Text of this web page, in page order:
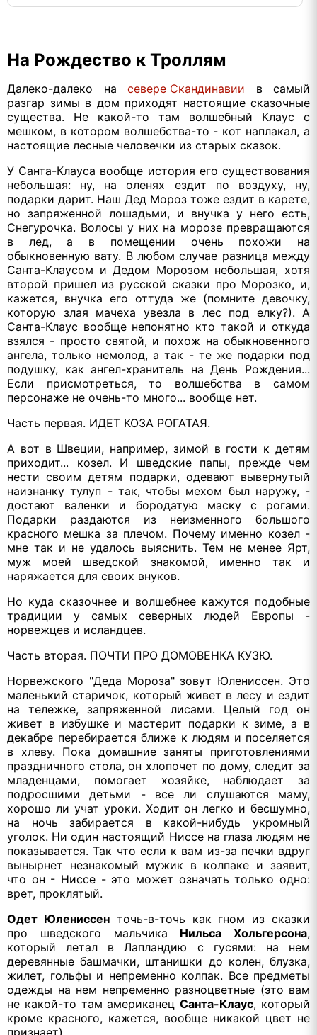
На Рождество к Троллям
Далеко-далеко на севере Скандинавии в самый
разгар зимы в дом приходят настоящие сказочные
существа. Не какой-то там волшебный Клаус с
мешком, в котором волшебства-то - кот наплакал, а
настоящие лесные человечки из старых сказок.
У Санта-Клауса вообще история его существования
небольшая: ну, на оленях ездит по воздуху, ну,
подарки дарит. Наш Дед Мороз тоже ездит в карете,
но запряженной лошадьми, и внучка у него есть,
Снегурочка. Волосы у них на морозе превращаются
в лед, а в помещении очень похожи на
обыкновенную вату. В любом случае разница между
Санта-Клаусом и Дедом Морозом небольшая, хотя
второй пришел из русской сказки про Морозко, и,
кажется, внучка его оттуда же (помните девочку,
которую злая мачеха увезла в лес под елку?). А
Санта-Клаус вообще непонятно кто такой и откуда
взялся - просто святой, и похож на обыкновенного
ангела, только немолод, а так - те же подарки под
подушку, как ангел-хранитель на День Рождения...
Если присмотреться, то волшебства в самом
персонаже не очень-то много... вообще нет.
Часть первая. ИДЕТ КОЗА РОГАТАЯ.
А вот в Швеции, например, зимой в гости к детям
приходит... козел. И шведские папы, прежде чем
нести своим детям подарки, одевают вывернутый
наизнанку тулуп - так, чтобы мехом был наружу, -
достают валенки и бородатую маску с рогами.
Подарки раздаются из неизменного большого
красного мешка за плечом. Почему именно козел -
мне так и не удалось выяснить. Тем не менее Ярт,
муж моей шведской знакомой, именно так и
наряжается для своих внуков.
Но куда сказочнее и волшебнее кажутся подобные
традиции у самых северных людей Европы -
норвежцев и исландцев.
Часть вторая. ПОЧТИ ПРО ДОМОВЕНКА КУЗЮ.
Норвежского "Деда Мороза" зовут Юлениссен. Это
маленький старичок, который живет в лесу и ездит
на тележке, запряженной лисами. Целый год он
живет в избушке и мастерит подарки к зиме, а в
декабре перебирается ближе к людям и поселяется
в хлеву. Пока домашние заняты приготовлениями
праздничного стола, он хлопочет по дому, следит за
младенцами, помогает хозяйке, наблюдает за
подросшими детьми - все ли слушаются маму,
хорошо ли учат уроки. Ходит он легко и бесшумно,
на ночь забирается в какой-нибудь укромный
уголок. Ни один настоящий Ниссе на глаза людям не
показывается. Так что если к вам из-за печки вдруг
вынырнет незнакомый мужик в колпаке и заявит,
что он - Ниссе - это может означать только одно:
врет, проклятый.
Одет Юлениссенточь-в-точь как гном из сказки
про шведского мальчика Нильса Хольгерсона,
который летал в Лапландию с гусями: на нем
деревянные башмачки, штанишки до колен, блузка,
жилет, гольфы и непременно колпак. Все предметы
одежды на нем непременно разноцветные (это вам
не какой-то там американецСанта-Клаус, который
кроме красного, кажется, вообще никакой цвет не
признает).